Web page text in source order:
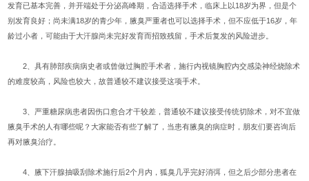
发育已基本完善，并开端处于分泌高峰期，合适选择手术，临床上以18岁为界，但是个
别发育良好；尚未满18岁的青少年，腋臭严重者也可以选择手术，但不应低于16岁，年
龄过小者，可能由于大汗腺尚未完好发育而招致残留，手术后复发的风险进步。
2、具有肺部疾病病史者或曾做过胸腔手术者，施行内视镜胸腔内交感染神经烧除术
的难度较高，风险也较大，故普通较不建议接受这项手术。
3、严重糖尿病患者因伤口愈合才干较差，普通较不建议接受传统切除术，对不宜做
腋臭手术的人有哪些呢？大家能否有些了解了，当患有腋臭的病症时，朋友们要咨询后
再对腋臭治疗。
4、腋下汗腺抽吸刮除术施行后2个月内，狐臭几乎完好消弭，但之后少部分患者在